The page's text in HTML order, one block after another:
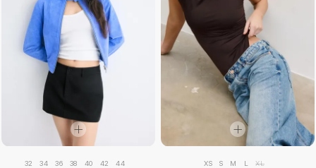
32 34 36 38 40 42 44 XS S M L XL